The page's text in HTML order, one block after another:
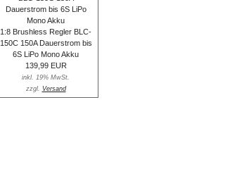
1:8 Brushless Regler BLC-
150C 150A Dauerstrom bis
6S LiPo Mono Akku
139,99 EUR
inkl. 19% MwSt.
zzgl. Versand